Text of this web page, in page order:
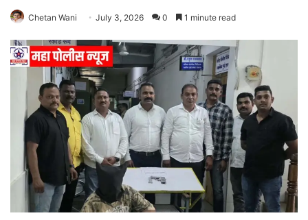
Chetan Wani July 3, 2026 0 1 minute read